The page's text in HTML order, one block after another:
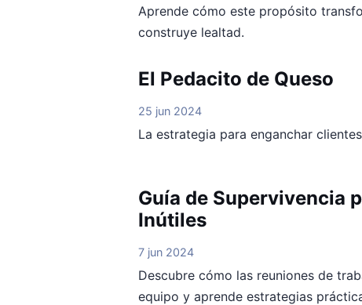
Aprende cómo este propósito
construye lealtad.
El Pedacito de Queso
25 jun 2024
La estrategia para enganchar
Guía de Supervivencia
Inútiles
7 jun 2024
Descubre cómo las reuniones de
equipo y aprende estrategias